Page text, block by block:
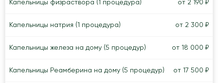
Капельницы физраствора (1 процедура) от 2 190 ₽
Капельницы натрия (1 процедура) от 2 300 ₽
Капельницы железа на дому (5 процедур) от 18 000 ₽
Капельницы Реамберина на дому (5 процедур) от 17 500 ₽